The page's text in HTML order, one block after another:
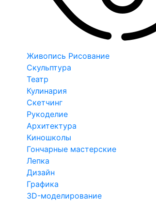
Живопись Рисование
Скульптура
Театр
Кулинария
Скетчинг
Рукоделие
Архитектура
Киношколы
Гончарные мастерские
Лепка
Дизайн
Графика
3D-моделирование